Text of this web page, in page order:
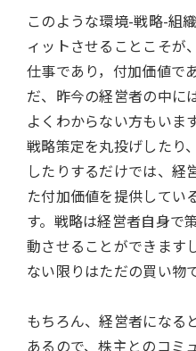
このような環境-戦略-組
ィットさせることこそが
仕事であり，付加価値で
だ、昨今の経営者の中に
よくわからない方もいま
戦略策定を丸投げしたり
したりするだけでは、経
た付加価値を提供してい
す。戦略は経営者自身で
動させることができます
ない限りはただの買い物で
もちろん、経営者になる
あるので、株主とのコミ